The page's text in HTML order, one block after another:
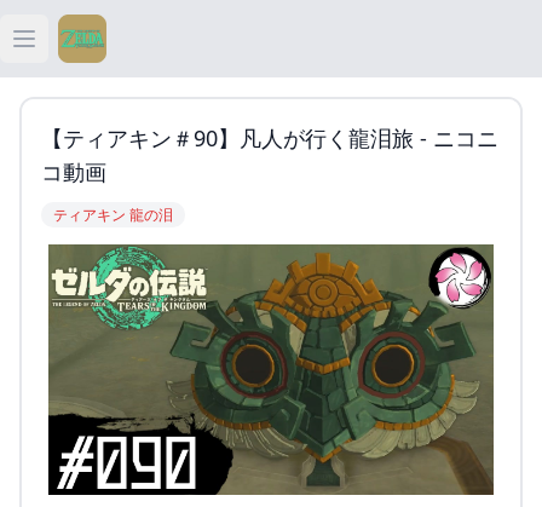
Open main menu
ティアキン
ティアキン 攻略
【ティアキン＃90】凡人が行く龍泪旅 - ニコニ
コ動画
ティアキン 龍の泪